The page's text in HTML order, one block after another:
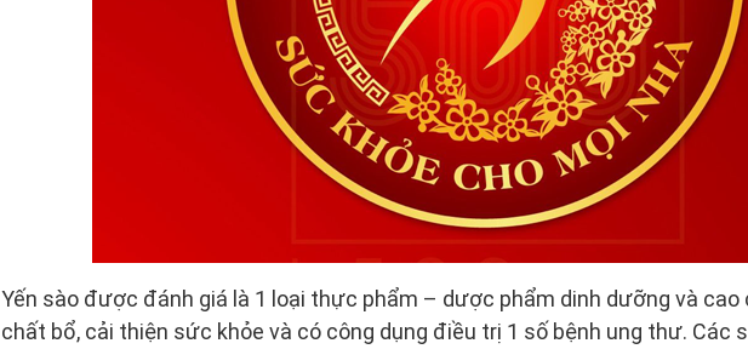
Yến sào được đánh giá là 1 loại thực phẩm – dược phẩm dinh dưỡng và cao
chất bổ, cải thiện sức khỏe và có công dụng điều trị 1 số bệnh ung thư. Các